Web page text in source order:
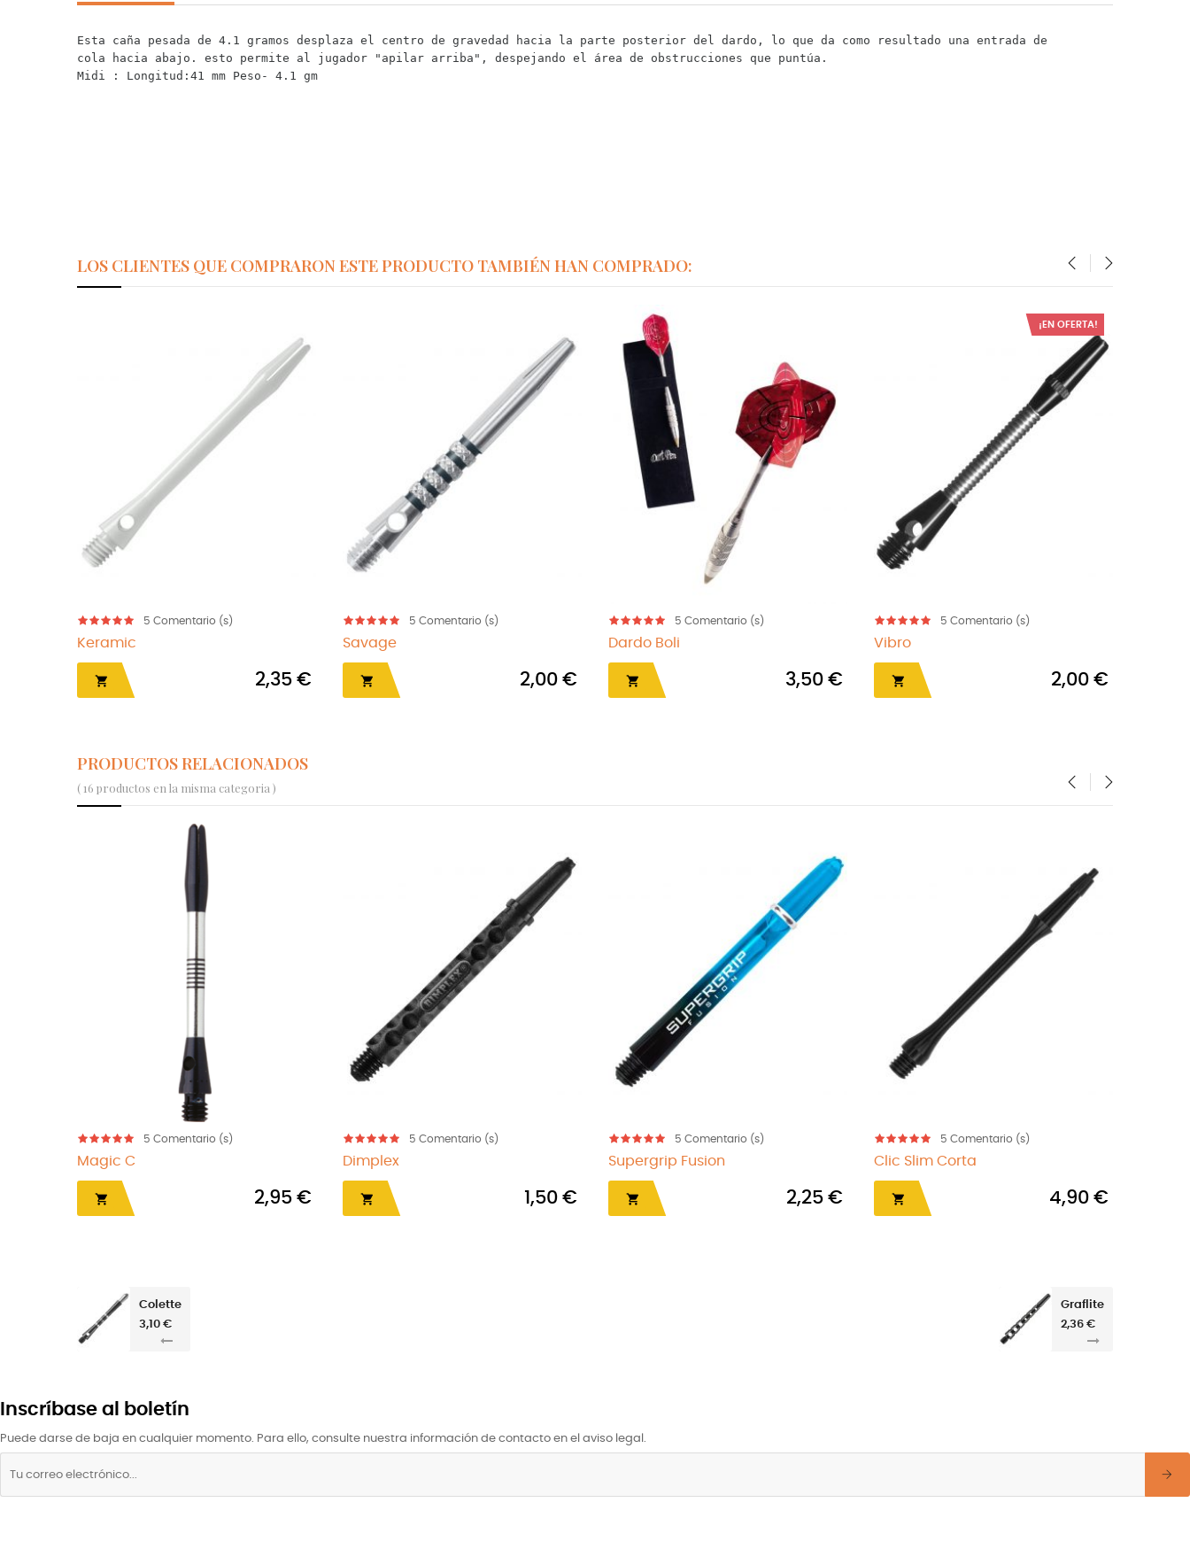
Esta caña pesada de 4.1 gramos desplaza el centro de gravedad hacia la parte posterior del dardo, lo que da como resultado una entrada de
cola hacia abajo. esto permite al jugador "apilar arriba", despejando el área de obstrucciones que puntúa.
Midi : Longitud:41 mm Peso- 4.1 gm
LOS CLIENTES QUE COMPRARON ESTE PRODUCTO TAMBIÉN HAN COMPRADO:
5 Comentario (s)
Keramic
 2,35 €
5 Comentario (s)
Savage
 2,00 €
5 Comentario (s)
Dardo Boli
 3,50 €
¡EN OFERTA!
5 Comentario (s)
Vibro
 2,00 €
PRODUCTOS RELACIONADOS
( 16 productos en la misma categoria )
4,90 €
Aleta exit amarilla 2BA (100)
19,00 € 2,85 €
Clic Slim Midi
4,90 €
Colette
3,10 €
Graflite
2,36 €
Inscríbase al boletín
Puede darse de baja en cualquier momento. Para ello, consulte nuestra información de contacto en el aviso legal.